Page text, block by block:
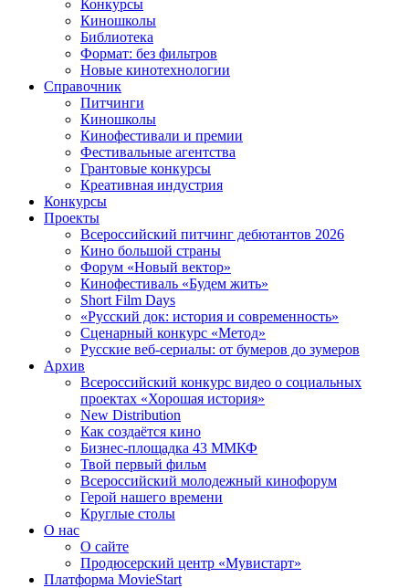
Конкурсы
Киношколы
Библиотека
Формат: без фильтров
Новые кинотехнологии
Справочник
Питчинги
Киношколы
Кинофестивали и премии
Фестивальные агентства
Грантовые конкурсы
Креативная индустрия
Конкурсы
Проекты
Всероссийский питчинг дебютантов 2026
Кино большой страны
Форум «Новый вектор»
Кинофестиваль «Будем жить»
Short Film Days
«Русский док: история и современность»
Сценарный конкурс «Метод»
Русские веб-сериалы: от бумеров до зумеров
Архив
Всероссийский конкурс видео о социальных
проектах «Хорошая история»
New Distribution
Как создаётся кино
Бизнес-площадка 43 ММКФ
Твой первый фильм
Всероссийский молодежный кинофорум
Герой нашего времени
Круглые столы
О нас
О сайте
Продюсерский центр «Мувистарт»
Платформа MovieStart